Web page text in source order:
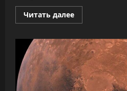
Читать далееПрочитать
больше
первой
в
истории
медицинской
эвакуации
с
МКС